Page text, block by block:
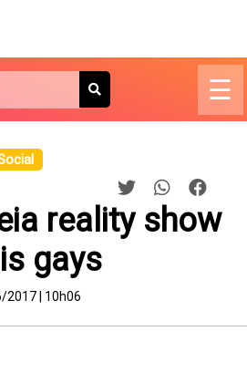
☰
reality show
gays
2017 | 10h06